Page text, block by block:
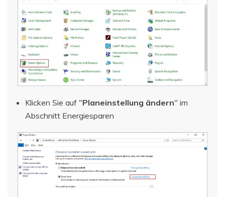
Klicken Sie auf "Planeinstellung ändern" im
Abschnitt Energiesparen